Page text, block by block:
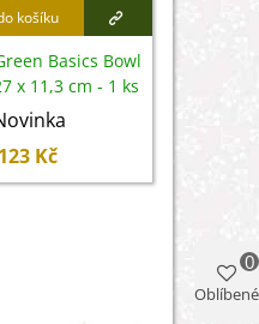
košíku
Basics Bowl
x 11,3 cm - 1 ks
123 Kč
Oblíbené
0